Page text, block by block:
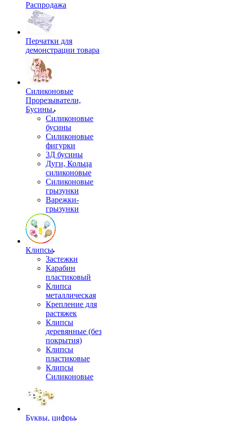
Распродажа
Перчатки для
демонстрации товара
Силиконовые
Прорезыватели,
Бусины.
Силиконовые
бусины
Силиконовые
фигурки
3Д бусины
Дуги, Кольца
силиконовые
Силиконовые
грызунки
Варежки-
грызунки
Клипсы
Застежки
Карабин
пластиковый
Клипса
металлическая
Крепление для
растяжек
Клипсы
деревянные (без
покрытия)
Клипсы
пластиковые
Клипсы
Силиконовые
Буквы, цифры